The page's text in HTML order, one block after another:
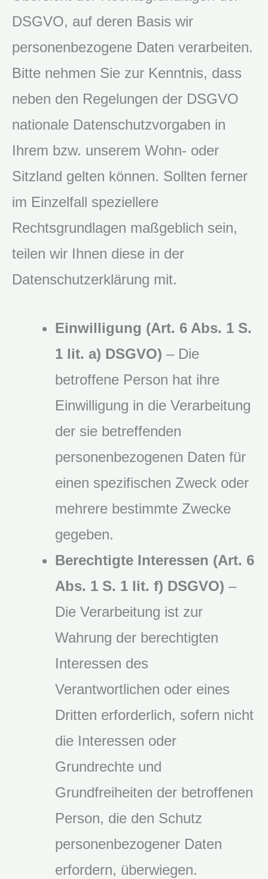
DSGVO, auf deren Basis wir
personenbezogene Daten verarbeiten.
Bitte nehmen Sie zur Kenntnis, dass
neben den Regelungen der DSGVO
nationale Datenschutzvorgaben in
Ihrem bzw. unserem Wohn- oder
Sitzland gelten können. Sollten ferner
im Einzelfall speziellere
Rechtsgrundlagen maßgeblich sein,
teilen wir Ihnen diese in der
Datenschutzerklärung mit.
Einwilligung (Art. 6 Abs. 1 S.
1 lit. a) DSGVO) – Die
betroffene Person hat ihre
Einwilligung in die Verarbeitung
der sie betreffenden
personenbezogenen Daten für
einen spezifischen Zweck oder
mehrere bestimmte Zwecke
gegeben.
Berechtigte Interessen (Art. 6
Abs. 1 S. 1 lit. f) DSGVO) –
Die Verarbeitung ist zur
Wahrung der berechtigten
Interessen des
Verantwortlichen oder eines
Dritten erforderlich, sofern nicht
die Interessen oder
Grundrechte und
Grundfreiheiten der betroffenen
Person, die den Schutz
personenbezogener Daten
erfordern, überwiegen.